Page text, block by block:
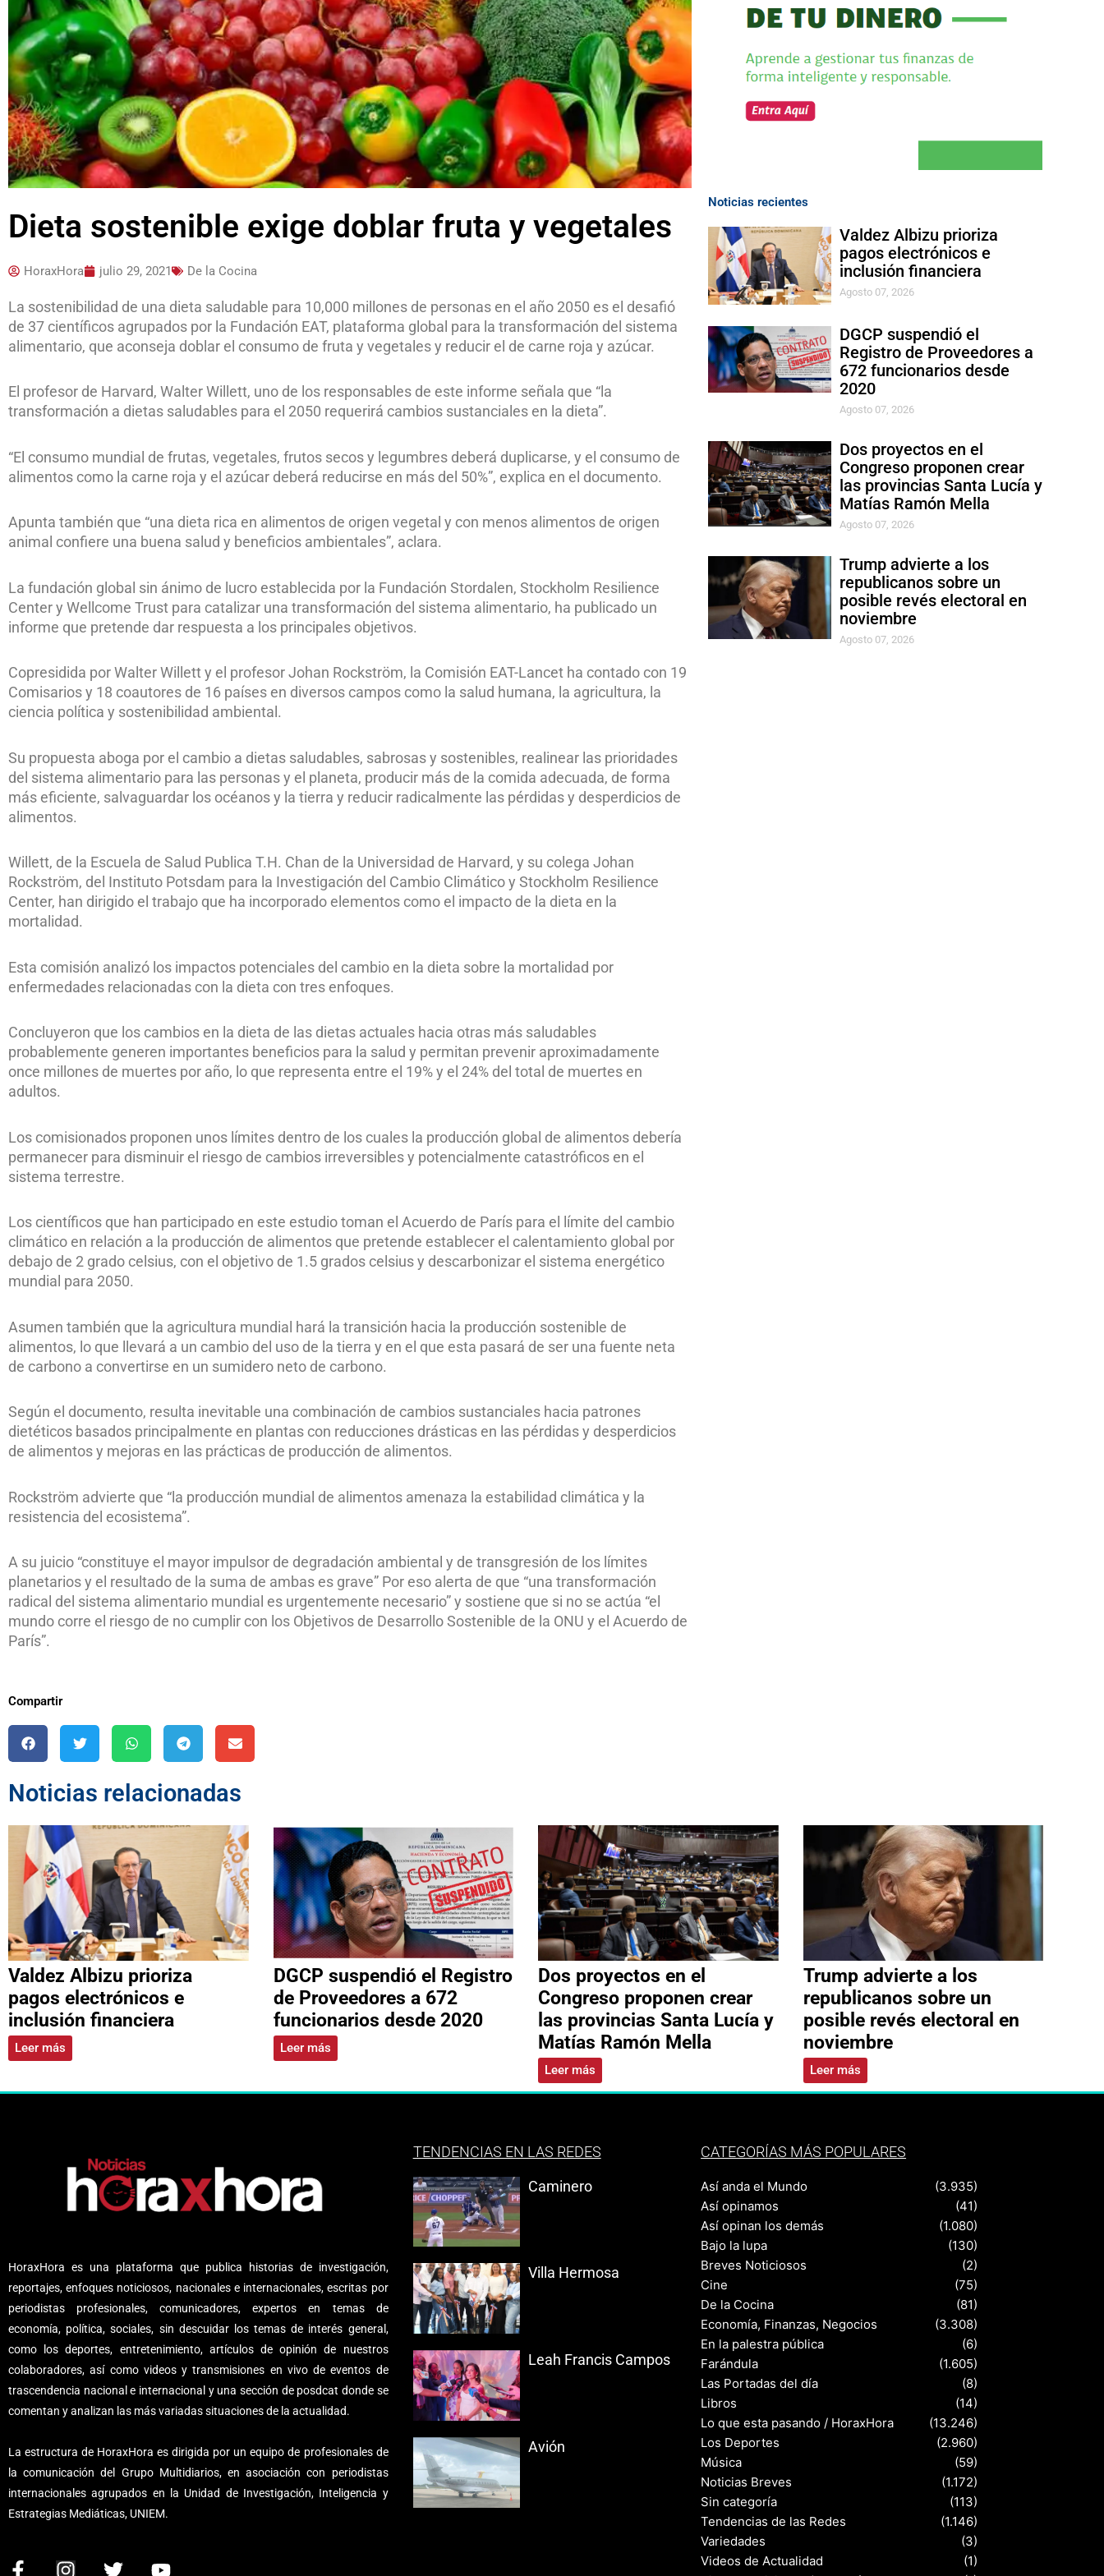
Dieta sostenible exige doblar fruta y vegetales
HoraxHora julio 29, 2021 De la Cocina
La sostenibilidad de una dieta saludable para 10,000 millones de personas en el año 2050 es el desafió
de 37 científicos agrupados por la Fundación EAT, plataforma global para la transformación del sistema
alimentario, que aconseja doblar el consumo de fruta y vegetales y reducir el de carne roja y azúcar.
El profesor de Harvard, Walter Willett, uno de los responsables de este informe señala que “la
transformación a dietas saludables para el 2050 requerirá cambios sustanciales en la dieta”.
“El consumo mundial de frutas, vegetales, frutos secos y legumbres deberá duplicarse, y el consumo de
alimentos como la carne roja y el azúcar deberá reducirse en más del 50%”, explica en el documento.
Apunta también que “una dieta rica en alimentos de origen vegetal y con menos alimentos de origen
animal confiere una buena salud y beneficios ambientales”, aclara.
La fundación global sin ánimo de lucro establecida por la Fundación Stordalen, Stockholm Resilience
Center y Wellcome Trust para catalizar una transformación del sistema alimentario, ha publicado un
informe que pretende dar respuesta a los principales objetivos.
Copresidida por Walter Willett y el profesor Johan Rockström, la Comisión EAT-Lancet ha contado con 19
Comisarios y 18 coautores de 16 países en diversos campos como la salud humana, la agricultura, la
ciencia política y sostenibilidad ambiental.
Su propuesta aboga por el cambio a dietas saludables, sabrosas y sostenibles, realinear las prioridades
del sistema alimentario para las personas y el planeta, producir más de la comida adecuada, de forma
más eficiente, salvaguardar los océanos y la tierra y reducir radicalmente las pérdidas y desperdicios de
alimentos.
Willett, de la Escuela de Salud Publica T.H. Chan de la Universidad de Harvard, y su colega Johan
Rockström, del Instituto Potsdam para la Investigación del Cambio Climático y Stockholm Resilience
Center, han dirigido el trabajo que ha incorporado elementos como el impacto de la dieta en la
mortalidad.
Esta comisión analizó los impactos potenciales del cambio en la dieta sobre la mortalidad por
enfermedades relacionadas con la dieta con tres enfoques.
Concluyeron que los cambios en la dieta de las dietas actuales hacia otras más saludables
probablemente generen importantes beneficios para la salud y permitan prevenir aproximadamente
once millones de muertes por año, lo que representa entre el 19% y el 24% del total de muertes en
adultos.
Los comisionados proponen unos límites dentro de los cuales la producción global de alimentos debería
permanecer para disminuir el riesgo de cambios irreversibles y potencialmente catastróficos en el
sistema terrestre.
Los científicos que han participado en este estudio toman el Acuerdo de París para el límite del cambio
climático en relación a la producción de alimentos que pretende establecer el calentamiento global por
debajo de 2 grado celsius, con el objetivo de 1.5 grados celsius y descarbonizar el sistema energético
mundial para 2050.
Asumen también que la agricultura mundial hará la transición hacia la producción sostenible de
alimentos, lo que llevará a un cambio del uso de la tierra y en el que esta pasará de ser una fuente neta
de carbono a convertirse en un sumidero neto de carbono.
Según el documento, resulta inevitable una combinación de cambios sustanciales hacia patrones
dietéticos basados principalmente en plantas con reducciones drásticas en las pérdidas y desperdicios
de alimentos y mejoras en las prácticas de producción de alimentos.
Rockström advierte que “la producción mundial de alimentos amenaza la estabilidad climática y la
resistencia del ecosistema”.
A su juicio “constituye el mayor impulsor de degradación ambiental y de transgresión de los límites
planetarios y el resultado de la suma de ambas es grave” Por eso alerta de que “una transformación
radical del sistema alimentario mundial es urgentemente necesario” y sostiene que si no se actúa “el
mundo corre el riesgo de no cumplir con los Objetivos de Desarrollo Sostenible de la ONU y el Acuerdo de
París”.
Compartir
Noticias recientes
Valdez Albizu prioriza
pagos electrónicos e
inclusión financiera
Agosto 07, 2026
DGCP suspendió el
Registro de Proveedores a
672 funcionarios desde
2020
Agosto 07, 2026
Dos proyectos en el
Congreso proponen crear
las provincias Santa Lucía y
Matías Ramón Mella
Agosto 07, 2026
Trump advierte a los
republicanos sobre un
posible revés electoral en
noviembre
Agosto 07, 2026
Noticias relacionadas
Valdez Albizu prioriza
pagos electrónicos e
inclusión financiera
Leer más
DGCP suspendió el Registro
de Proveedores a 672
funcionarios desde 2020
Leer más
Dos proyectos en el
Congreso proponen crear
las provincias Santa Lucía y
Matías Ramón Mella
Leer más
Trump advierte a los
republicanos sobre un
posible revés electoral en
noviembre
Leer más
HoraxHora es una plataforma que publica historias de investigación,
reportajes, enfoques noticiosos, nacionales e internacionales, escritas por
periodistas profesionales, comunicadores, expertos en temas de
economía, política, sociales, sin descuidar los temas de interés general,
como los deportes, entretenimiento, artículos de opinión de nuestros
colaboradores, así como videos y transmisiones en vivo de eventos de
trascendencia nacional e internacional y una sección de posdcat donde se
comentan y analizan las más variadas situaciones de la actualidad.
La estructura de HoraxHora es dirigida por un equipo de profesionales de
la comunicación del Grupo Multidiarios, en asociación con periodistas
internacionales agrupados en la Unidad de Investigación, Inteligencia y
Estrategias Mediáticas, UNIEM.
F I T Y
TENDENCIAS EN LAS REDES
Caminero
Villa Hermosa
Leah Francis Campos
Avión
CATEGORÍAS MÁS POPULARES
Así anda el Mundo
(3.935)
Así opinamos
(41)
Así opinan los demás
(1.080)
Bajo la lupa
(130)
Breves Noticiosos
(2)
Cine
(75)
De la Cocina
(81)
Economía, Finanzas, Negocios
(3.308)
En la palestra pública
(6)
Farándula
(1.605)
Las Portadas del día
(8)
Libros
(14)
Lo que esta pasando / HoraxHora
(13.246)
Los Deportes
(2.960)
Música
(59)
Noticias Breves
(1.172)
Sin categoría
(113)
Tendencias de las Redes
(1.146)
Variedades
(3)
Videos de Actualidad
(1)